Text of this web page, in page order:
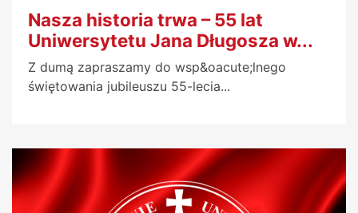
Nasza historia trwa – 55 lat
Uniwersytetu Jana Długosza w...
Z dumą zapraszamy do wsp&oacute;lnego
świętowania jubileuszu 55-lecia...